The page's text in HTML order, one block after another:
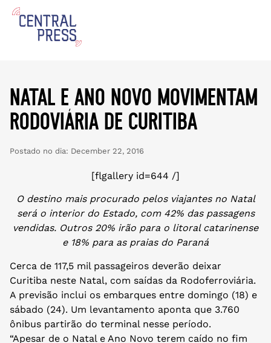
natal e ano novo movimentam
rodoviária de curitiba
Postado no dia: December 22, 2016
[flgallery id=644 /]
O destino mais procurado pelos viajantes no Natal
será o interior do E​stado, com 42% das passagens
vendidas. Outros 20% irão para o litoral catarinense
e 18% para as praias do Paraná
Cerca de 117,5 mil passageiros deverão deixar
Curitiba neste Natal, com saídas da Rodoferroviária.
A previsão inclui os embarques entre domingo (18) e
sábado (24). Um levantamento aponta que 3.760
ônibus partirão do terminal nesse período.
“Apesar de ​o Natal e Ano Novo terem caído no fim